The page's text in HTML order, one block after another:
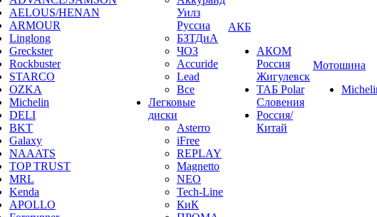
AELOUS/HENAN
ARMOUR
Linglong
Greckster
Rockbuster
STARCO
OZKA
Michelin
DELI
BKT
Galaxy
NAAATS
TOP TRUST
MRL
Kenda
APOLLO
Уилз
Руссиа
БЗТДиА
ЧОЗ
Accuride
Lead
Все
Легковые
диски
Asterro
iFree
REPLAY
Magnetto
NEO
Tech-Line
КиК
АКБ
АКОМ
Россия
Жигулевск
ТАБ Polar
Словения
Россия/
Китай
Мотошина